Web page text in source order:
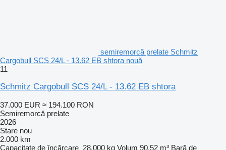
semiremorcă prelate Schmitz
Cargobull SCS 24/L - 13.62 EB shtora nouă
11
Schmitz Cargobull SCS 24/L - 13.62 EB shtora
37.000 EUR ≈ 194.100 RON
Semiremorcă prelate
2026
Stare nou
2.000 km
Capacitate de încărcare 28.000 kg Volum 90,52 m³ Bară de